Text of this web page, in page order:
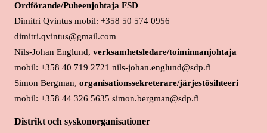
Ordförande/Puheenjohtaja FSD
Dimitri Qvintus mobil: +358 50 574 0956
dimitri.qvintus@gmail.com
Nils-Johan Englund, verksamhetsledare/toiminnanjohtaja
mobil: +358 40 719 2721 nils-johan.englund@sdp.fi
Simon Bergman, organisationssekreterare/järjestösihteeri
mobil: +358 44 326 5635 simon.bergman@sdp.fi
Distrikt och syskonorganisationer